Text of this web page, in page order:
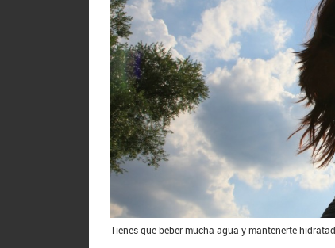
Tienes que beber mucha agua y mantenerte